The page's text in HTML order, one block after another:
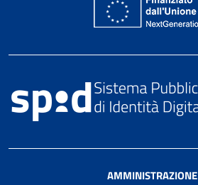
AMMINISTRAZIONE